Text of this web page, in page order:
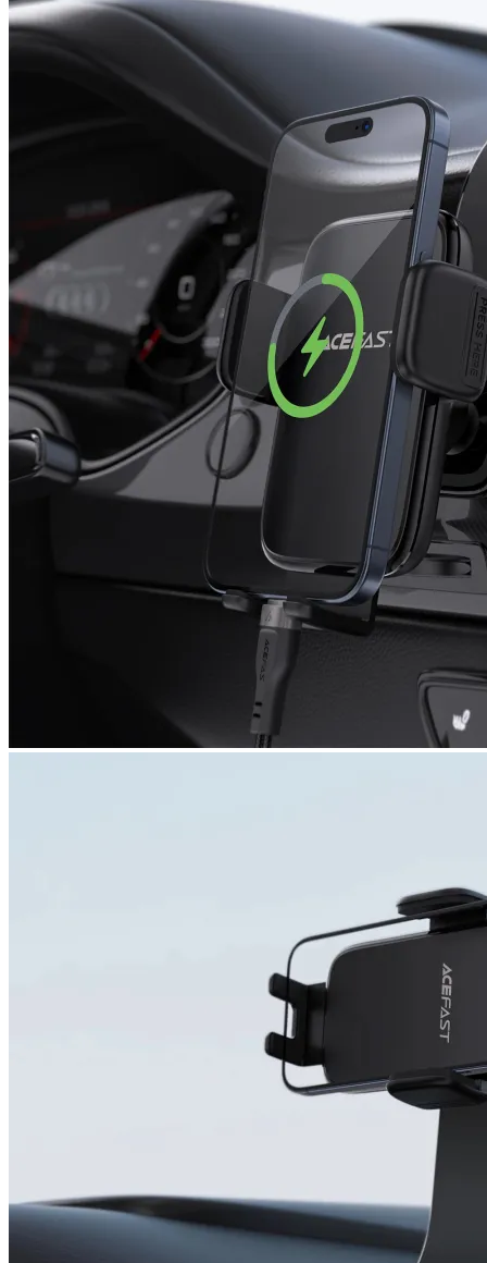
USB хъбове
Външни дискове
кутийки
устройства
Принтери
Скенери
Консумативи за
лазерни и
принтери
Таблети
Смарт
фитнес гривни
електронни
Графични